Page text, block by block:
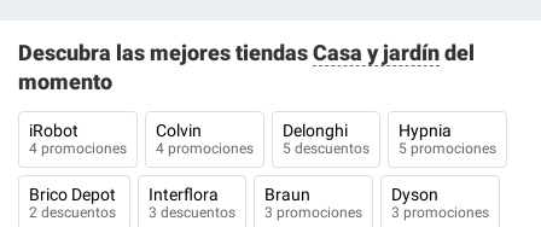
Descubra las mejores tiendasCasa y jardíndel
momento
iRobot
4 promociones
Colvin
4 promociones
Delonghi
5 descuentos
Hypnia
5 promociones
Brico Depot
2 descuentos
Interflora
3 descuentos
Braun
3 promociones
Dyson
3 promociones